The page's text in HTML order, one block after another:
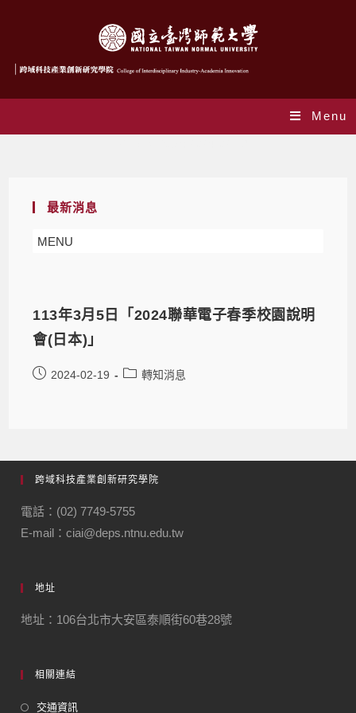
Menu
最新消息
MENU
113年3月5日「2024聯華電子春季校園說明
會(日本)」
2024-02-19 轉知消息
跨域科技產業創新研究學院
電話：(02) 7749-5755
E-mail：ciai@deps.ntnu.edu.tw
地址
地址：106台北市大安區泰順街60巷28號
相關連結
交通資訊